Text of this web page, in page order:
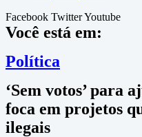
Facebook TwitterYoutube
Você está em:
Política
‘Sem votos’ para
foca em projetos
ilegais